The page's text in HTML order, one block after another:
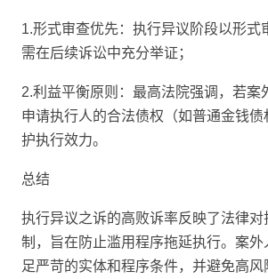
1.形式审查优先：执行异议阶段以形式
需在后续诉讼中充分举证；
2.利益平衡原则：最高法院强调，若案
申请执行人的合法债权（如普通金钱
护执行效力。
总结
执行异议之诉的高败诉率反映了法律对
制，旨在防止滥用程序拖延执行。案
足严苛的实体和程序条件，并避免高